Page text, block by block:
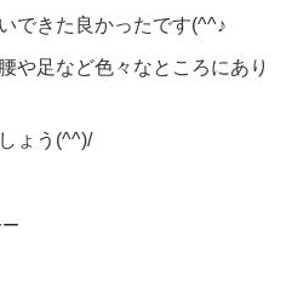
できた良かったです(^^♪
や足など色々なところにあり
ょう(^^)/
★ーー